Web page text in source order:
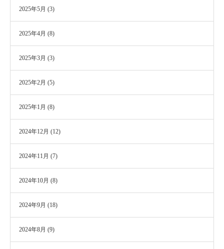
2025年5月 (3)
2025年4月 (8)
2025年3月 (3)
2025年2月 (5)
2025年1月 (8)
2024年12月 (12)
2024年11月 (7)
2024年10月 (8)
2024年9月 (18)
2024年8月 (9)